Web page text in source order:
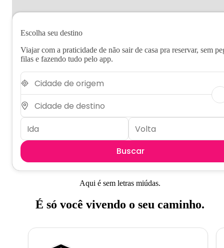
Escolha seu destino
Viajar com a praticidade de não sair de casa pra reservar, sem
filas e fazendo tudo pelo app.
Buscar
Aqui é sem letras miúdas.
É só você vivendo o seu caminho.